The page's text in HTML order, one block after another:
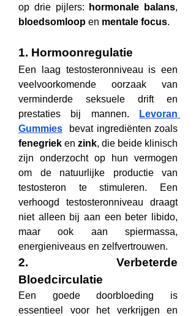
op drie pijlers:
hormonale balans
bloedsomloop en mentale focus.
1. Hormoonregulatie
Een laag testosteronniveau is een
veelvoorkomende oorzaak van
verminderde seksuele drift en
prestaties bij mannen.
Levoran
Gummies
fenegriek en zink, die beide klinisch
zijn onderzocht op hun vermogen
om de natuurlijke productie van
testosteron te stimuleren. Een
verhoogd testosteronniveau draagt
niet alleen bij aan een beter libido,
maar ook aan spiermassa,
energieniveaus en zelfvertrouwen.
2. Verbeterde
Bloedcirculatie
Een goede doorbloeding is
essentieel voor het verkrijgen en